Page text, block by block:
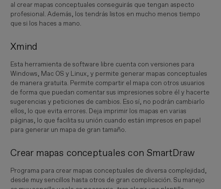
al crear mapas conceptuales conseguirás que tengan aspecto
profesional. Además, los tendrás listos en mucho menos tiempo
que si los haces a mano.
Xmind
Esta herramienta de software libre cuenta con versiones para
Windows, Mac OS y Linux, y permite generar mapas conceptuales
de manera gratuita. Permite compartir el mapa con otros usuarios
de forma que puedan comentar sus impresiones sobre él y hacerte
sugerencias y peticiones de cambios. Eso sí, no podrán cambiarlo
ellos, lo que evita errores. Deja imprimir los mapas en varias
páginas, lo que facilita su unión cuando están impresos en papel
para generar un mapa de gran tamaño.
Crear mapas conceptuales con SmartDraw
Programa para crear mapas conceptuales de diversa complejidad,
desde muy sencillos hasta otros de gran complicación. Su manejo